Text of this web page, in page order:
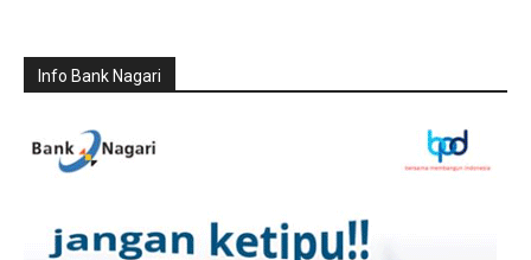
Info Bank Nagari